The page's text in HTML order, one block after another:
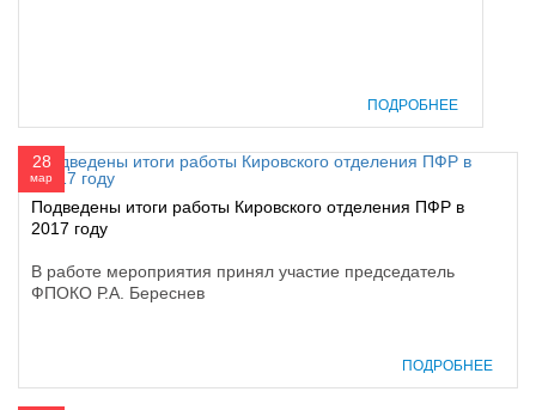
ПОДРОБНЕЕ
28
мар
Подведены итоги работы Кировского отделения ПФР в
2017 году
В работе мероприятия принял участие председатель
ФПОКО Р.А. Береснев
ПОДРОБНЕЕ